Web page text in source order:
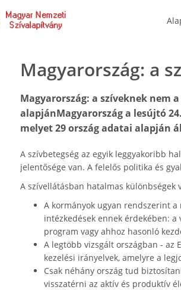
Magyarország: a
Magyarország: a szíveknek nem
alapjánMagyarország a lesújtó
melyet 29 ország adatai alapján
A szívbetegség az egyik leggyakoribb
jelentősége van. A felelős politika és
A szívellátásban hatalmas különbségek
A kormányok ugyan rendszerint
intézkedések ennek érdekében:
program vagy ahhoz hasonló
A legtöbb vizsgált országban - az
kezelési irányelvek, amelyre a
Csak néhány ország tud
visszatérni az aktív és produktív